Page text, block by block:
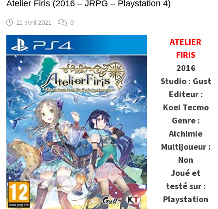
Atelier Firis (2016 – JRPG – Playstation 4)
21 avril 2021 0
ATELIER
FIRIS
2016
Studio : Gust
Editeur :
Koei Tecmo
Genre :
Alchimie
Multijoueur :
Non
Joué et
testé sur :
Playstation